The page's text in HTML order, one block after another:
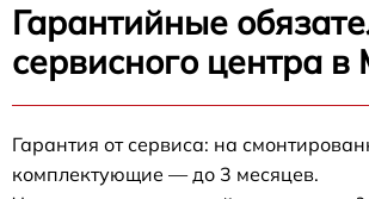
Гарантийные
сервисного центра в
Гарантия от сервиса: на
комплектующие — до 3 месяцев.